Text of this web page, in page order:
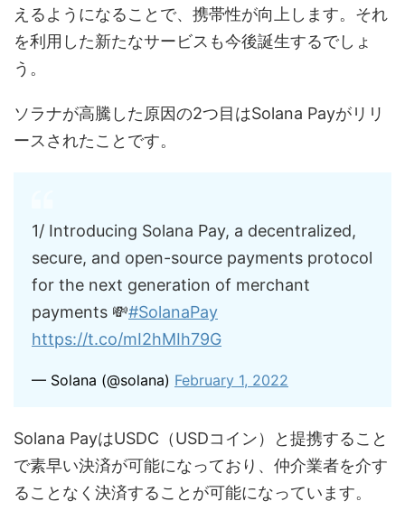
えるようになることで、携帯性が向上します。それ
を利用した新たなサービスも今後誕生するでしょ
う。
ソラナが高騰した原因の2つ目はSolana Payがリリ
ースされたことです。
1/ Introducing Solana Pay, a decentralized,
secure, and open-source payments protocol
for the next generation of merchant
payments 💸#SolanaPay
https://t.co/mI2hMIh79G
— Solana (@solana) February 1, 2022
Solana PayはUSDC（USDコイン）と提携すること
で素早い決済が可能になっており、仲介業者を介す
ることなく決済することが可能になっています。